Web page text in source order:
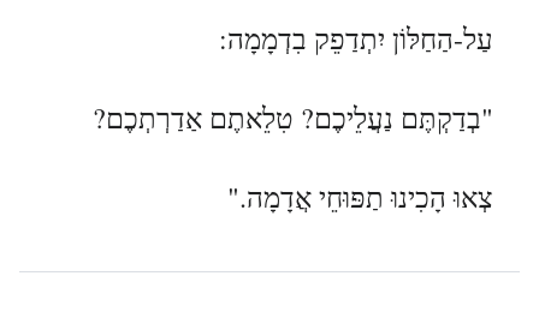
עַל-הַחַלּוֹן יִתְדַפֵק בִדְמָמָה:
"בְדַקְתֶּם נַעֲלֵיכֶם? טִלֵאתֶם אַדַרְתְכֶם?
צְאוּ הָכִינוּ תַפּוּחֵי אֲדָמָה."